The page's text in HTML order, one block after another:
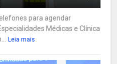
para agendar
Médicas e Clínica
Leia mais